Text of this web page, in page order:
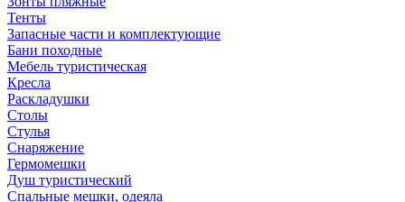
Тенты
Запасные части и комплектующие
Бани походные
Мебель туристическая
Кресла
Раскладушки
Столы
Стулья
Снаряжение
Гермомешки
Душ туристический
Спальные мешки, одеяла